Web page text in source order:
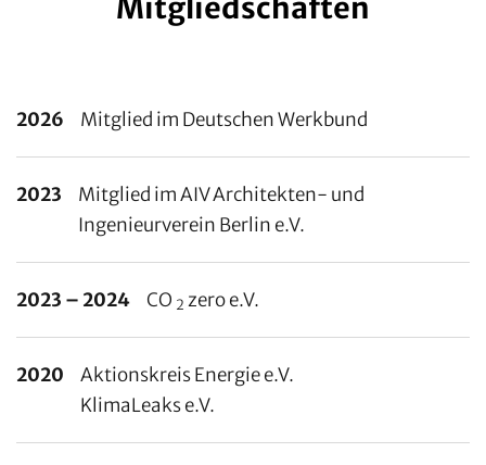
Mitgliedschaften
2026 Mitglied im Deutschen Werkbund
2023
Mitglied im AIV Architekten- und
Ingenieurverein Berlin e.V.
2023 – 2024 CO 2 zero e.V.
2020
Aktionskreis Energie e.V.
KlimaLeaks e.V.